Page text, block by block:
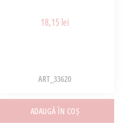
18,15 lei
ART_33620
ADAUGĂ ÎN COȘ